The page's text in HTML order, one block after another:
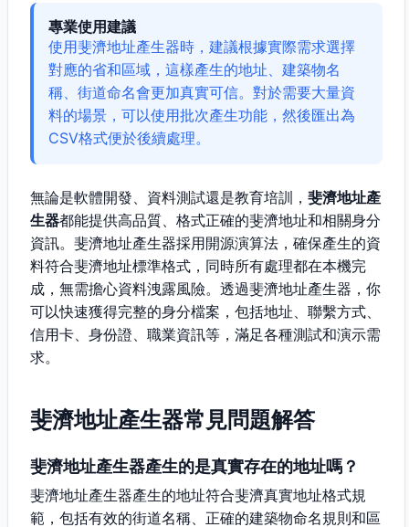
專業使用建議
使用斐濟地址產生器時，建議根據實際需求選擇
對應的省和區域，這樣產生的地址、建築物名
稱、街道命名會更加真實可信。對於需要大量資
料的場景，可以使用批次產生功能，然後匯出為
CSV格式便於後續處理。
無論是軟體開發、資料測試還是教育培訓， 斐濟地址產
生器都能提供高品質、格式正確的斐濟地址和相關身分
資訊。斐濟地址產生器採用開源演算法，確保產生的資
料符合斐濟地址標準格式，同時所有處理都在本機完
成，無需擔心資料洩露風險。透過斐濟地址產生器，你
可以快速獲得完整的身分檔案，包括地址、聯繫方式、
信用卡、身份證、職業資訊等，滿足各種測試和演示需
求。
斐濟地址產生器常見問題解答
斐濟地址產生器產生的是真實存在的地址嗎？
斐濟地址產生器產生的地址符合斐濟真實地址格式規
範，包括有效的街道名稱、正確的建築物命名規則和區